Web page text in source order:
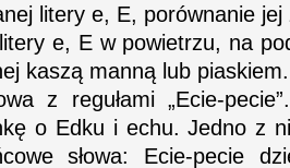
litery e, E, porównanie
e, E w powietrzu, na
kaszą manną lub piaskiem.
z regułami „Ecie-
o Edku i echu. Jedno z
słowa: Ecie-pecie